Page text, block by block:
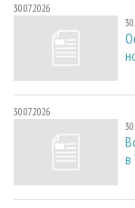
30.07.2026
30.07.2026
в